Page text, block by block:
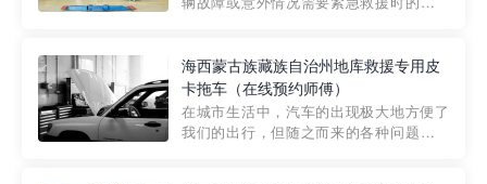
援拖车究竟怎么收费呢? 一般来说，高速公
路救援拖车的收费标准是由当地交通管理
部门制定的。起步价通...
海西蒙古族藏族自治州地库救援专用皮
卡拖车（在线预约师傅）
在城市生活中，汽车的出现极大地方便了
我们的出行，但随之而来的各种问题也让